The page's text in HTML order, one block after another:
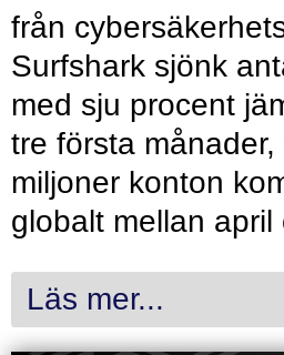
från
Surfshark sjönk
med sju procent
tre första
miljoner konton
globalt mellan april
Läs mer...